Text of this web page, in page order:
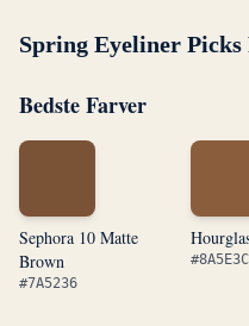
Spring Eyeliner Picks
Bedste Farver
Sephora 10 Matte
Brown
#7A5236
#8A5E3C